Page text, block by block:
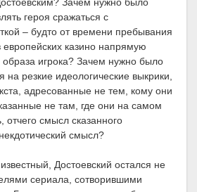
Зачем нужно было
героя сражаться с
– будто от времени пребывания
казино напрямую
образа игрока? Зачем нужно было
на резкие идеологические выкрики,
адресованные не тем, кому они
не там, где они на самом
отчего смысл сказанного
смысл?
Достоевский остался не
сериала, сотворившими